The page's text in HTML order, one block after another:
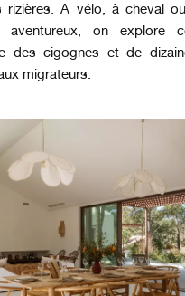
rizières. A vélo, à cheval
on explore
des cigognes et de
migrateurs.